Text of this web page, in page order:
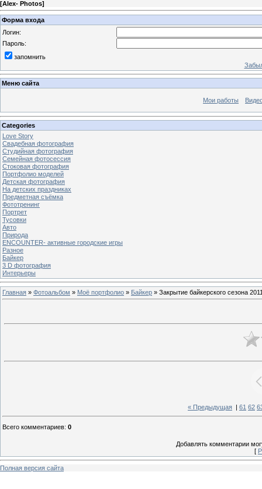
[Alex- Photos]
Форма входа
Логин:
Пароль:
запомнить
Меню сайта
Мои работы
Categories
Love Story
Свадебная фотография
Студийная фотография
Семейная фотосессия
Стоковая фотография
Портфолио моделей
Детская фотография
На детских праздниках
Предметная съёмка
Фототренинг
Портрет
Тусовки
Авто
Природа
ENCOUNTER- активные городские игры
Разное
Байкер
3 D фотография
Интерьеры
Главная » Фотоальбом » Моё портфолио » Байкер » Закрытие байкерского сезона
« Предыдущая 61 62
Всего комментариев: 0
Добавлять комментарии
[
Полная версия сайта